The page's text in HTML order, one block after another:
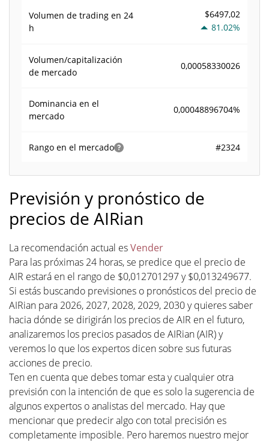
Volumen de trading en 24
h
$6497,02
81.02%
Volumen/capitalización
de mercado
0,00058330026
Dominancia en el
mercado
0,00048896704%
Rango en el mercado #2324
Previsión y pronóstico de
precios de AIRian
La recomendación actual esVender
Para las próximas 24 horas, se predice que el precio de
AIR estará en el rango de $0,012701297 y $0,013249677.
Si estás buscando previsiones o pronósticos del precio de
AIRian para 2026, 2027, 2028, 2029, 2030 y quieres saber
hacia dónde se dirigirán los precios de AIR en el futuro,
analizaremos los precios pasados de AIRian (AIR) y
veremos lo que los expertos dicen sobre sus futuras
acciones de precio.
Ten en cuenta que debes tomar esta y cualquier otra
previsión con la intención de que es solo la sugerencia de
algunos expertos o analistas del mercado. Hay que
mencionar que predecir algo con total precisión es
completamente imposible. Pero haremos nuestro mejor